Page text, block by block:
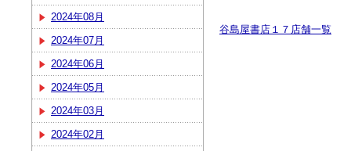
2024年08月
2024年07月
2024年06月
2024年05月
2024年03月
2024年02月
谷島屋書店１７店舗一覧